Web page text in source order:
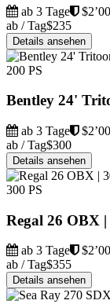
ab 3 Tage
ab / Tag$235
Details ansehen
200 PS
Bentley 24'
ab 3 Tage
ab / Tag$300
Details ansehen
300 PS
Regal 26 OBX
ab 3 Tage
ab / Tag$355
Details ansehen